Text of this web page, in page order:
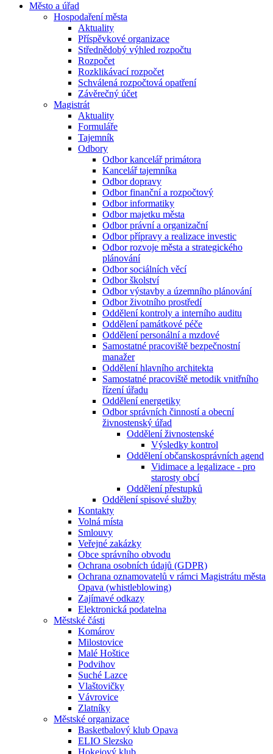
Město a úřad
Hospodaření města
Aktuality
Příspěvkové organizace
Střednědobý výhled rozpočtu
Rozpočet
Rozklikávací rozpočet
Schválená rozpočtová opatření
Závěrečný účet
Magistrát
Aktuality
Formuláře
Tajemník
Odbory
Odbor kancelář primátora
Kancelář tajemníka
Odbor dopravy
Odbor finanční a rozpočtový
Odbor informatiky
Odbor majetku města
Odbor právní a organizační
Odbor přípravy a realizace investic
Odbor rozvoje města a strategického
plánování
Odbor sociálních věcí
Odbor školství
Odbor výstavby a územního plánování
Odbor životního prostředí
Oddělení kontroly a interního auditu
Oddělení památkové péče
Oddělení personální a mzdové
Samostatné pracoviště bezpečnostní
manažer
Oddělení hlavního architekta
Samostatné pracoviště metodik vnitřního
řízení úřadu
Oddělení energetiky
Odbor správních činností a obecní
živnostenský úřad
Oddělení živnostenské
Výsledky kontrol
Oddělení občanskosprávních agend
Vidimace a legalizace - pro
starosty obcí
Oddělení přestupků
Oddělení spisové služby
Kontakty
Volná místa
Smlouvy
Veřejné zakázky
Obce správního obvodu
Ochrana osobních údajů (GDPR)
Ochrana oznamovatelů v rámci Magistrátu města
Opava (whistleblowing)
Zajímavé odkazy
Elektronická podatelna
Městské části
Komárov
Milostovice
Malé Hoštice
Podvihov
Suché Lazce
Vlaštovičky
Vávrovice
Zlatníky
Městské organizace
Basketbalový klub Opava
ELIO Slezsko